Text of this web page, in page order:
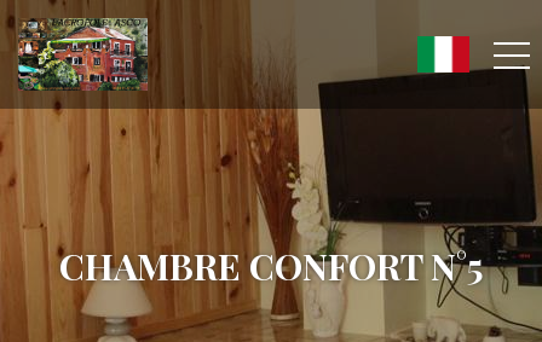
CHAMBRE CONFORT N°5